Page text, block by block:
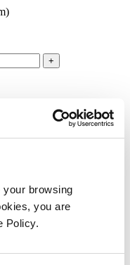
browsing
you are
Policy.
+